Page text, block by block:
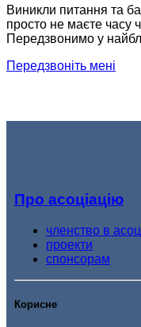
Виникли питання та
просто не маєте часу
Передзвонимо у
Передзвоніть мені
Про асоціацію
членство в
проекти
спонсорам
Корисне